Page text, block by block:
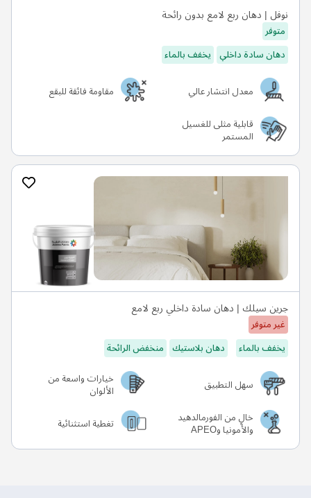
نوفل | دهان ربع لامع بدون رائحة
متوفر
دهان سادة داخلي يخفف بالماء
معدل انتشار عالي
مقاومة فائقة للبقع
قابلية مثلى للغسيل
المستمر
جرين سيلك | دهان سادة داخلي ربع لامع
غير متوفر
يخفف بالماء
دهان بلاستيك منخفض الرائحة
سهل التطبيق
خيارات واسعة من
الألوان
خالٍ من الفورمالدهيد
والأمونيا وAPEO تغطية استثنائية